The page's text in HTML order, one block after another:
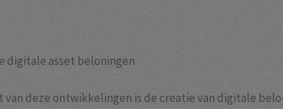
digitale asset beloningen
van deze ontwikkelingen is de creatie van digitale